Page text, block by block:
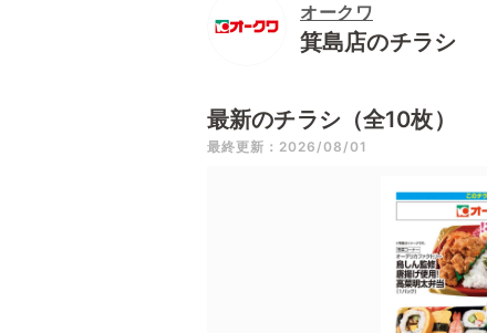
オークワ
箕島店のチラシ
最新のチラシ（全10枚）
最終更新：2026/08/01